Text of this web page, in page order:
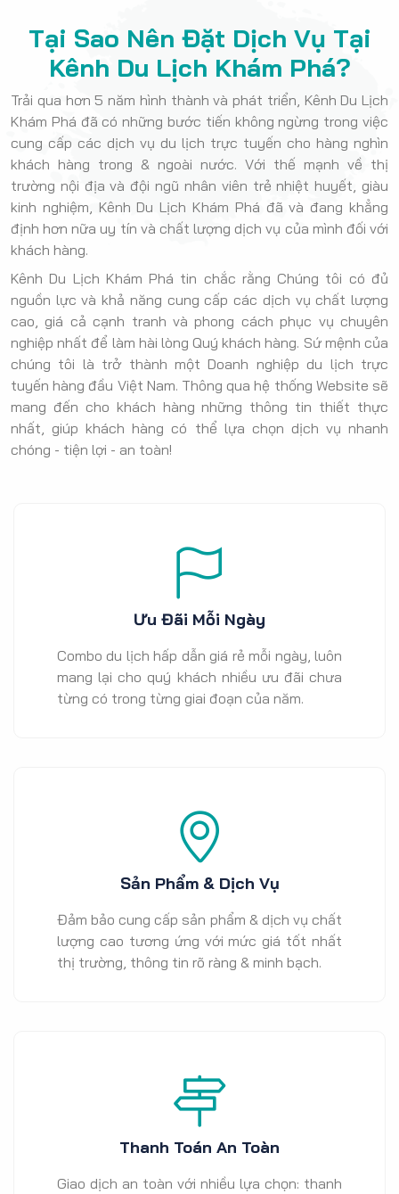
Tại Sao Nên Đặt Dịch Vụ Tại
Kênh Du Lịch Khám Phá?
Trải qua hơn 5 năm hình thành và phát triển, Kênh Du Lịch
Khám Phá đã có những bước tiến không ngừng trong việc
cung cấp các dịch vụ du lịch trực tuyến cho hàng nghìn
khách hàng trong & ngoài nước. Với thế mạnh về thị
trường nội địa và đội ngũ nhân viên trẻ nhiệt huyết, giàu
kinh nghiệm, Kênh Du Lịch Khám Phá đã và đang khẳng
định hơn nữa uy tín và chất lượng dịch vụ của mình đối với
khách hàng.
Kênh Du Lịch Khám Phá tin chắc rằng Chúng tôi có đủ
nguồn lực và khả năng cung cấp các dịch vụ chất lượng
cao, giá cả cạnh tranh và phong cách phục vụ chuyên
nghiệp nhất để làm hài lòng Quý khách hàng. Sứ mệnh của
chúng tôi là trở thành một Doanh nghiệp du lịch trực
tuyến hàng đầu Việt Nam. Thông qua hệ thống Website sẽ
mang đến cho khách hàng những thông tin thiết thực
nhất, giúp khách hàng có thể lựa chọn dịch vụ nhanh
chóng - tiện lợi - an toàn!
Ưu Đãi Mỗi Ngày
Combo du lịch hấp dẫn giá rẻ mỗi ngày, luôn
mang lại cho quý khách nhiều ưu đãi chưa
từng có trong từng giai đoạn của năm.
Sản Phẩm & Dịch Vụ
Đảm bảo cung cấp sản phẩm & dịch vụ chất
lượng cao tương ứng với mức giá tốt nhất
thị trường, thông tin rõ ràng & minh bạch.
Thanh Toán An Toàn
Giao dịch an toàn với nhiều lựa chọn: thanh